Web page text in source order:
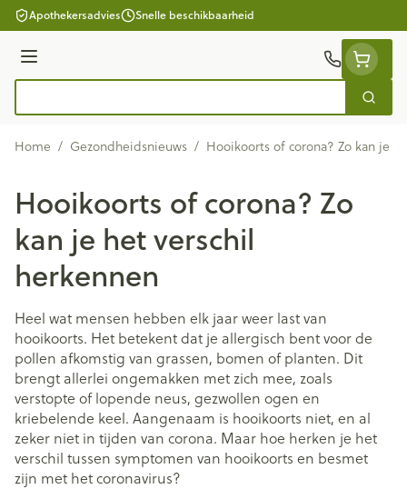
Ga naar de inhoud
Apothekersadvies Snelle beschikbaarheid
Menu
Zoek
Home / Gezondheidsnieuws / Hooikoorts of corona? Zo kan je
Hooikoorts of corona? Zo
kan je het verschil
herkennen
Heel wat mensen hebben elk jaar weer last van
hooikoorts. Het betekent dat je allergisch bent voor de
pollen afkomstig van grassen, bomen of planten. Dit
brengt allerlei ongemakken met zich mee, zoals
verstopte of lopende neus, gezwollen ogen en
kriebelende keel. Aangenaam is hooikoorts niet, en al
zeker niet in tijden van corona. Maar hoe herken je het
verschil tussen symptomen van hooikoorts en besmet
zijn met het coronavirus?